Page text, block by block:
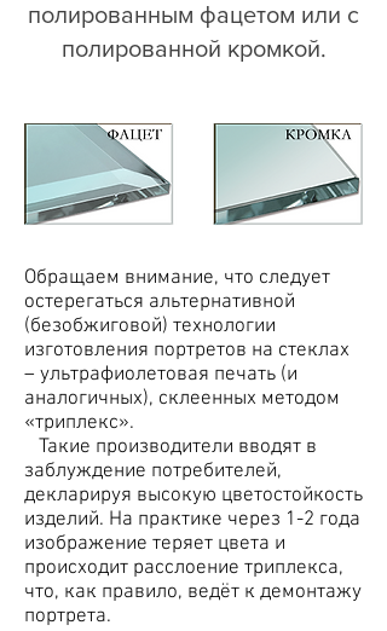
полированным фацетом или с
полированной кромкой.
Обращаем внимание, что следует
остерегаться альтернативной
(безобжиговой) технологии
изготовления портретов на стеклах
– ультрафиолетовая печать (и
аналогичных), склеенных методом
«триплекс».
Такие производители вводят в
заблуждение потребителей,
декларируя высокую цветостойкость
изделий. На практике через 1-2 года
изображение теряет цвета и
происходит расслоение триплекса,
что, как правило, ведёт к демонтажу
портрета.